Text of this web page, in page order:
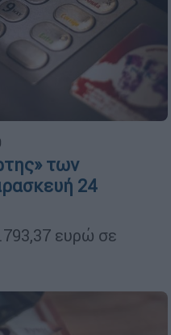
των
24
ευρώ σε